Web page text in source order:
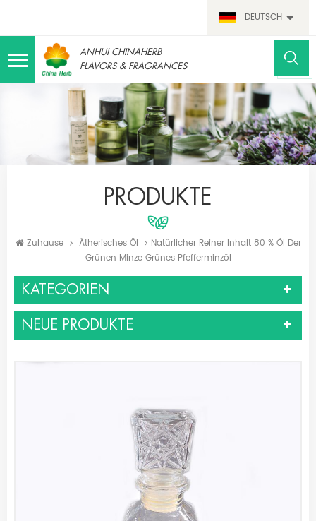
DEUTSCH
ANHUI CHINAHERB
FLAVORS & FRAGRANCES
PRODUKTE
Zuhause Ätherisches Öl
Natürlicher Reiner Inhalt 80 % Öl Der
Grünen Minze Grünes Pfefferminzöl
KATEGORIEN
NEUE PRODUKTE